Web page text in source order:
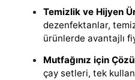
Temizlik ve Hijyen
dezenfektanlar,
ürünlerde avantajlı
Mutfağınız için
çay setleri, tek